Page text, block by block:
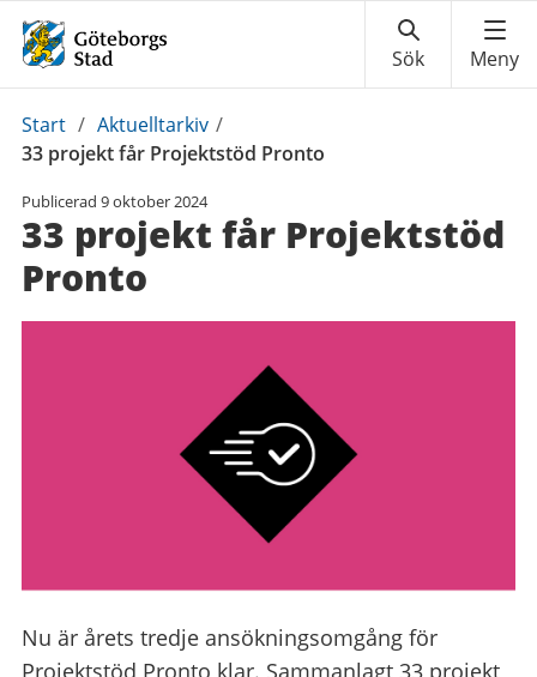
Du
är
Start / Aktuelltarkiv /
33 projekt får Projektstöd Pronto
Publicerad 9 oktober 2024
33 projekt får Projektstöd
Pronto
Nu är årets tredje ansökningsomgång för
Projektstöd Pronto klar. Sammanlagt 33 projekt